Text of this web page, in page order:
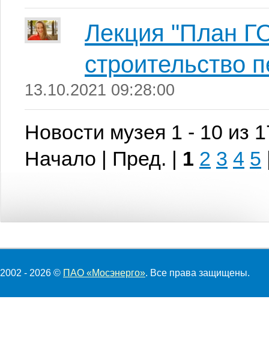
Лекция "План
строительство
13.10.2021 09:28:00
Новости музея 1 - 10 из
Начало | Пред. | 1 2 3 4 5
2002 - 2026 © ПАО «Мосэнерго». Все права защищены.